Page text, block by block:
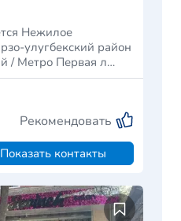
улугбекский район
Максим Горький / Метро Первая л…
Рекомендовать
Показать контакты